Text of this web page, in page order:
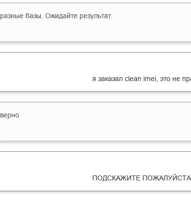
разные базы. Ожидайте результат.
я заказал clean imei, это не
верно
ПОДСКАЖИТЕ ПОЖАЛУЙСТА,